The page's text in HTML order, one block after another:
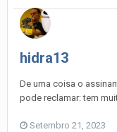
hidra13
De uma coisa o
pode reclamar: tem
Setembro 21, 2023